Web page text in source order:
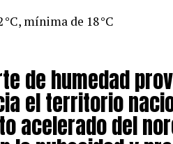
mínima de 18 °C
de humedad
el territorio
acelerado del